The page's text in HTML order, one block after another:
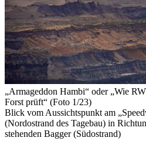
„Armageddon Hambi“ oder„Wie
Forst prüft“ (Foto 1/23)
Blick vom Aussichtspunkt am
(Nordostrand des Tagebau) in
stehenden Bagger (Südostrand)